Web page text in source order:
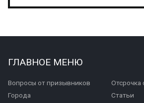
ГЛАВНОЕ МЕНЮ
Вопросы от призывников
Отсрочка
Города
Статьи